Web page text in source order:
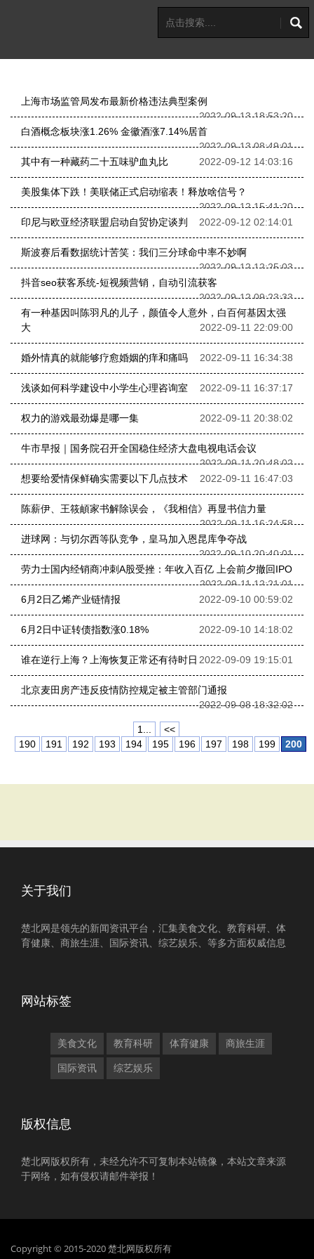
上海市场监管局发布最新价格违法典型案例
2022-09-13 18:53:20
白酒概念板块涨1.26% 金徽酒涨7.14%居首
2022-09-13 08:49:01
其中有一种藏药二十五味驴血丸比
2022-09-12 14:03:16
美股集体下跌！美联储正式启动缩表！释放啥信号？
2022-09-12 15:41:20
印尼与欧亚经济联盟启动自贸协定谈判
2022-09-12 02:14:01
斯波赛后看数据统计苦笑：我们三分球命中率不妙啊
2022-09-12 12:25:03
抖音seo获客系统-短视频营销，自动引流获客
2022-09-12 09:23:33
有一种基因叫陈羽凡的儿子，颜值令人意外，白百何基因太强
大
2022-09-11 22:09:00
婚外情真的就能够疗愈婚姻的痒和痛吗 2022-09-11 16:34:38
浅谈如何科学建设中小学生心理咨询室 2022-09-11 16:37:17
权力的游戏最劲爆是哪一集 2022-09-11 20:38:02
牛市早报｜国务院召开全国稳住经济大盘电视电话会议
2022-09-11 20:48:02
想要给爱情保鲜确实需要以下几点技术
2022-09-11 16:47:03
陈薪伊、王筱頔家书解除误会，《我相信》再显书信力量
2022-09-11 16:24:58
进球网：与切尔西等队竞争，皇马加入恩昆库争夺战
2022-09-10 20:40:01
劳力士国内经销商冲刺A股受挫：年收入百亿 上会前夕撤回IPO
2022-09-11 12:21:01
6月2日乙烯产业链情报
2022-09-10 00:59:02
6月2日中证转债指数涨0.18% 2022-09-10 14:18:02
谁在逆行上海？上海恢复正常还有待时日 2022-09-09 19:15:01
北京麦田房产违反疫情防控规定被主管部门通报
2022-09-08 18:32:02
1...
<<
190
191 192 193 194 195 196 197 198 199 200
关于我们
楚北网是领先的新闻资讯平台，汇集美食文化、教育科研、体
育健康、商旅生涯、国际资讯、综艺娱乐、等多方面权威信息
网站标签
美食文化 教育科研 体育健康 商旅生涯
国际资讯 综艺娱乐
版权信息
楚北网版权所有，未经允许不可复制本站镜像，本站文章来源
于网络，如有侵权请邮件举报！
Copyright © 2015-2020 楚北网版权所有